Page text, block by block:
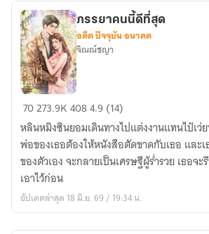
เขา
ภรรยา
คน
นี้
ดี
ที่สุด
ภรรยาคนนี้ดีที่สุด
อดีต ปัจจุบัน อนาคต
จิณณ์ชญา
70273.9K4084.9 (14)
หลินหมิงซินยอมเดินทางไปแต่งงานแทนไป๋เ
พ่อของเธอต้องให้หนังสือตัดขาดกับเธอ และ
ของตัวเอง จะกลายเป็นเศรษฐีผู้ร่ำรวย เธอจ
เอาไว้ก่อน
อัปเดตล่าสุด 18 มิ.ย. 69 / 19:34 น.